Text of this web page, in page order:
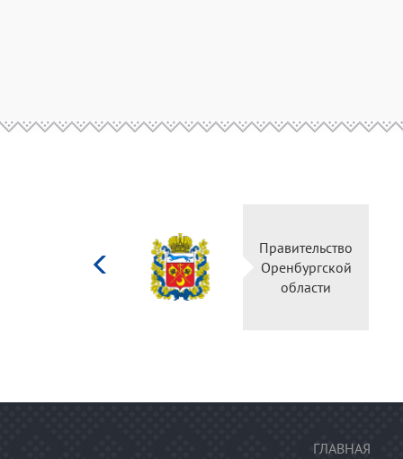
Правительство
Оренбургской
области
ГЛАВНАЯ